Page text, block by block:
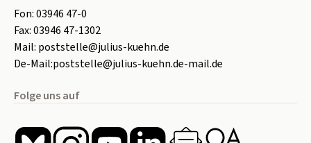
Fon:03946 47-0
Fax:03946 47-1302
Mail: poststelle@julius-kuehn.de
De-Mail:poststelle@julius-kuehn.de-mail.de
Folge uns auf